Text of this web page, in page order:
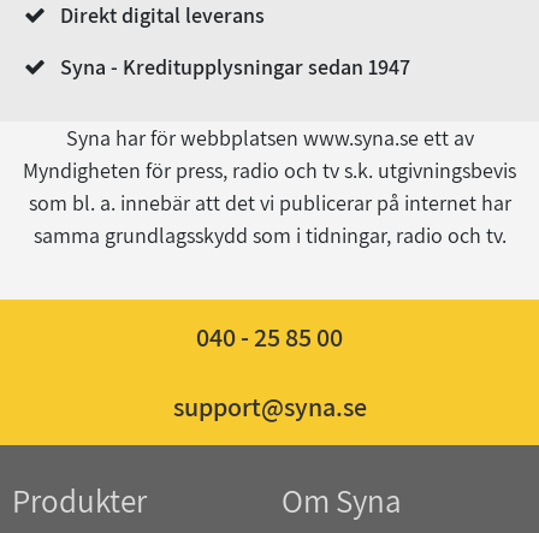
Direkt digital leverans
Syna - Kreditupplysningar sedan 1947
Syna har för webbplatsen www.syna.se ett av
Myndigheten för press, radio och tv s.k. utgivningsbevis
som bl. a. innebär att det vi publicerar på internet har
samma grundlagsskydd som i tidningar, radio och tv.
040 - 25 85 00
support@syna.se
Produkter Om Syna